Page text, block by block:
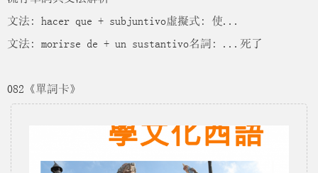
文法: hacer que + subjuntivo虛擬式: 使...
文法: morirse de + un sustantivo名詞: ...死了
082《單詞卡》